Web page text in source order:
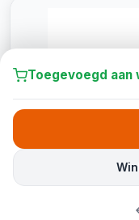
Toegevoegd aan